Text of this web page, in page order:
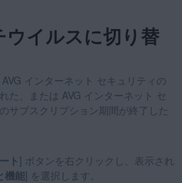
ウイルスに切り替
インターネット セキュリティの
た、または AVG インターネット セ
サブスクリプション期間が終了した
ト ] ボタンを右クリックし、表示され
機能] を選択します。